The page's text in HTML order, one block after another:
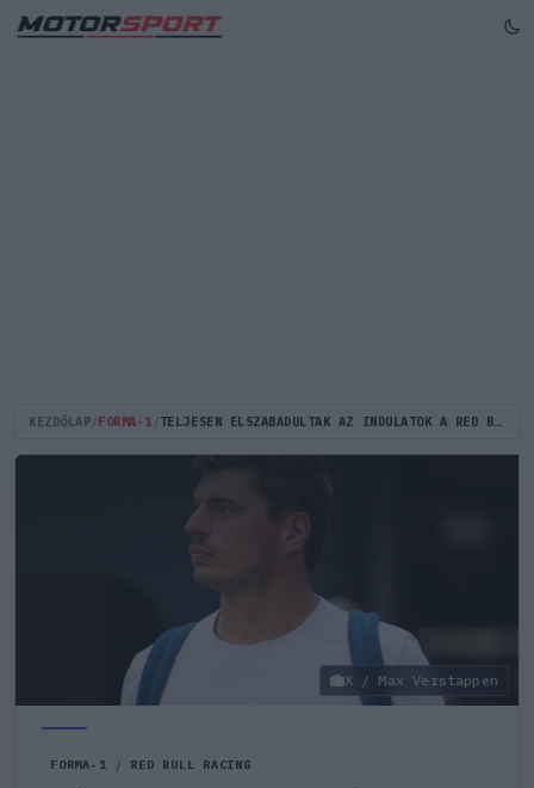
KEZDŐLAP FORMA-1 TELJESEN ELSZABADULTAK AZ INDULATOK A RED BULLNÁL, AZONNALI SZAKÍTÁST KÖVETELHET A TÁRSTULAJDONOS
X / Max Verstappen
FORMA-1 / RED BULL RACING